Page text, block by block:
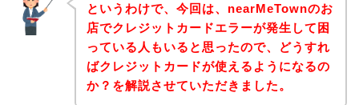
というわけで、今回は、nearMeTownのお
店でクレジットカードエラーが発生して困
っている人もいると思ったので、どうすれ
ばクレジットカードが使えるようになるの
か？を解説させていただきました。